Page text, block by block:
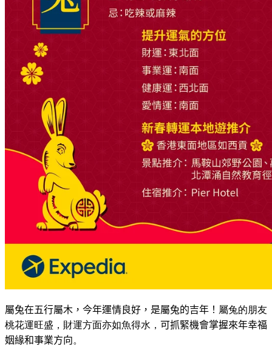
屬兔在五行屬木，今年運情良好，是屬兔的吉年！ 屬兔的朋友
桃花運旺盛，財運方面亦如魚得水， 可抓緊機會掌握來年幸福
姻緣和事業方向。